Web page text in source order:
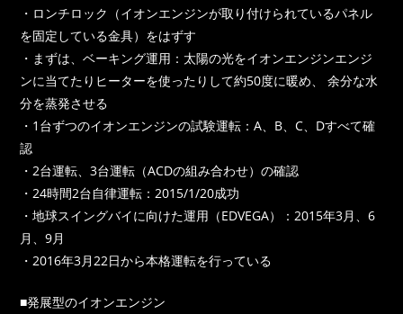
・ロンチロック（イオンエンジンが取り付けられているパネル
を固定している金具）をはずす
・まずは、ベーキング運用：太陽の光をイオンエンジンエンジ
ンに当てたりヒーターを使ったりして約50度に暖め、 余分な水
分を蒸発させる
・1台ずつのイオンエンジンの試験運転：A、B、C、Dすべて確
認
・2台運転、3台運転（ACDの組み合わせ）の確認
・24時間2台自律運転：2015/1/20成功
・地球スイングバイに向けた運用（EDVEGA）：2015年3月、6
月、9月
・2016年3月22日から本格運転を行っている
■発展型のイオンエンジン